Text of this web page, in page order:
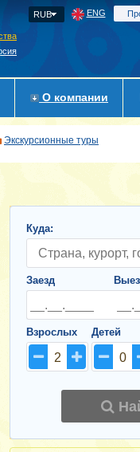
RUB ENG
О компании
Экскурсионные туры
Куда:
Заезд
Взрослых
2
Детей
0